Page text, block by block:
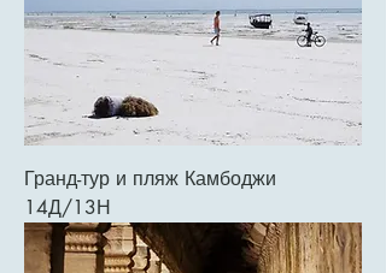
Гранд-тур и пляж Камбоджи
14Д/13Н